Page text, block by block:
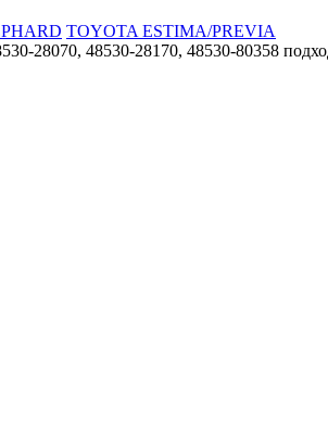
TOYOTA ESTIMA/PREVIA
28070, 48530-28170, 48530-80358